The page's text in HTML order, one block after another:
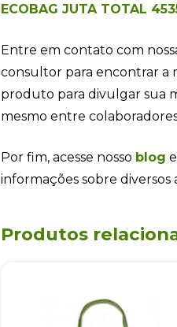
ECOBAG JUTA TOTAL
Entre em contato com
consultor para encontrar a
produto para divulgar sua
mesmo entre
Por fim, acesse nosso blog
informações sobre diversos
Produtos